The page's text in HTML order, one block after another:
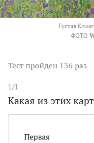
Густав
ФОТО
Тестпройден 136 раз
1/1
Какая из этих
Первая